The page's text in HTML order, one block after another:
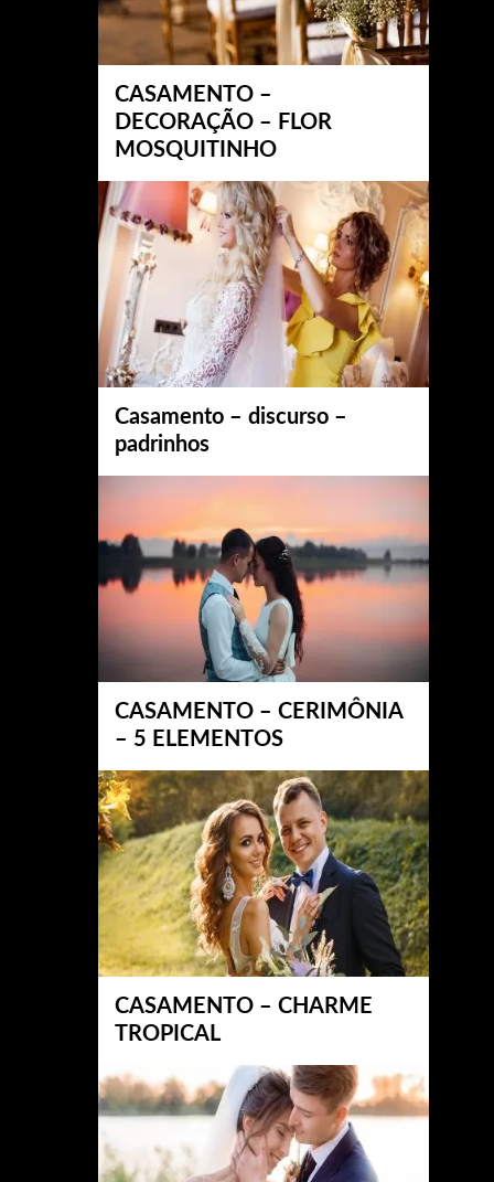
CASAMENTO –
DECORAÇÃO – FLOR
MOSQUITINHO
Casamento – discurso –
padrinhos
CASAMENTO – CERIMÔNIA
– 5 ELEMENTOS
CASAMENTO – CHARME
TROPICAL